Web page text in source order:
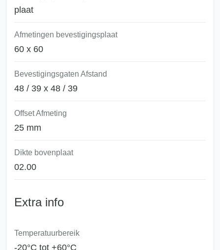
plaat
Afmetingen bevestigingsplaat
60 x 60
Bevestigingsgaten Afstand
48 / 39 x 48 / 39
Offset Afmeting
25 mm
Dikte bovenplaat
02.00
Extra info
Temperatuurbereik
-20°C tot +60°C